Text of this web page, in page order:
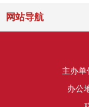
网站导航
主办单
办公